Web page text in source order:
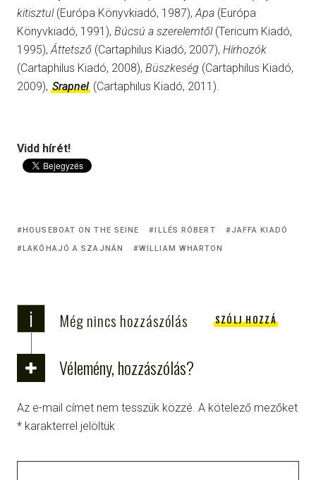
kitisztul(Európa Könyvkiadó, 1987),Apa (Európa
Könyvkiadó, 1991), Búcsú a szerelemtől(Tericum Kiadó,
1995),Áttetsző (Cartaphilus Kiadó, 2007), Hírhozók
(Cartaphilus Kiadó, 2008), Büszkeség (Cartaphilus Kiadó,
2009), Srapnel (Cartaphilus Kiadó, 2011).
Vidd hírét!
HOUSEBOAT ON THE SEINE ILLÉS RÓBERT
JAFFA KIADÓ
LAKÓHAJÓ A SZAJNÁN
WILLIAM WHARTON
i Még nincs hozzászólás SZÓLJ HOZZÁ
Vélemény, hozzászólás?
Az e-mail címet nem tesszük közzé. A kötelező mezőket
* karakterrel jelöltük